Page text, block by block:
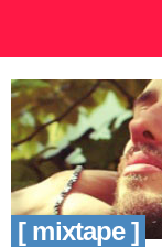
[ mixtape ]